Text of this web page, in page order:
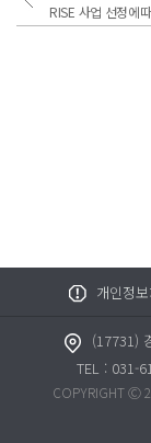
개인정
(17731)
TEL : 031-
COPYRIGHT Ⓒ